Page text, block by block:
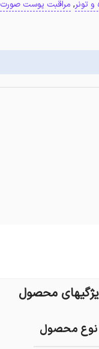
و تونر, مراقبت پوست صورت
محصول
نوع محصول